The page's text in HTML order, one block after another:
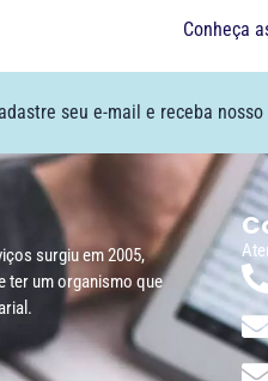
Conheça
seu e-mail e receba
surgiu em 2005,
ter um organismo que